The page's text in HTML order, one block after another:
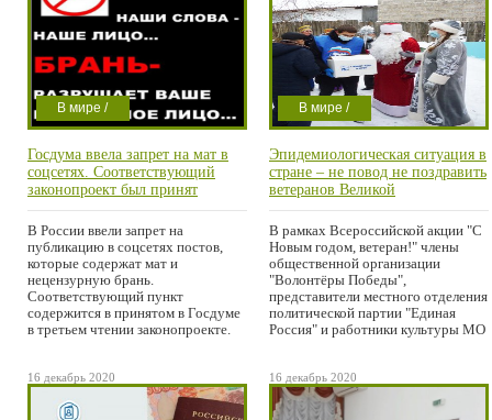
В мире /
Экономика /
Это важно /
Криминал /
Мысли в слух /
Проишествие
Госдума ввела запрет на мат в
соцсетях. Соответствующий
законопроект был принят
депутатами парламента в
третьем чтении и вступит в силу
с 1 февраля 2021 года.
В России ввели запрет на
публикацию в соцсетях постов,
которые содержат мат и
нецензурную брань.
Соответствующий пункт
содержится в принятом в Госдуме
в третьем чтении законопроекте.
В мире /
Экономика /
Это важно /
Мысли в слух /
Проишествие
Эпидемиологическая ситуация в
стране – не повод не поздравить
ветеранов Великой
Отечественной войны с
наступающим праздником!
В рамках Всероссийской акции "С
Новым годом, ветеран!" члены
общественной организации
"Волонтёры Победы",
представители местного отделения
политической партии "Единая
Россия" и работники культуры МО
16 декабрь 2020 16 декабрь 2020